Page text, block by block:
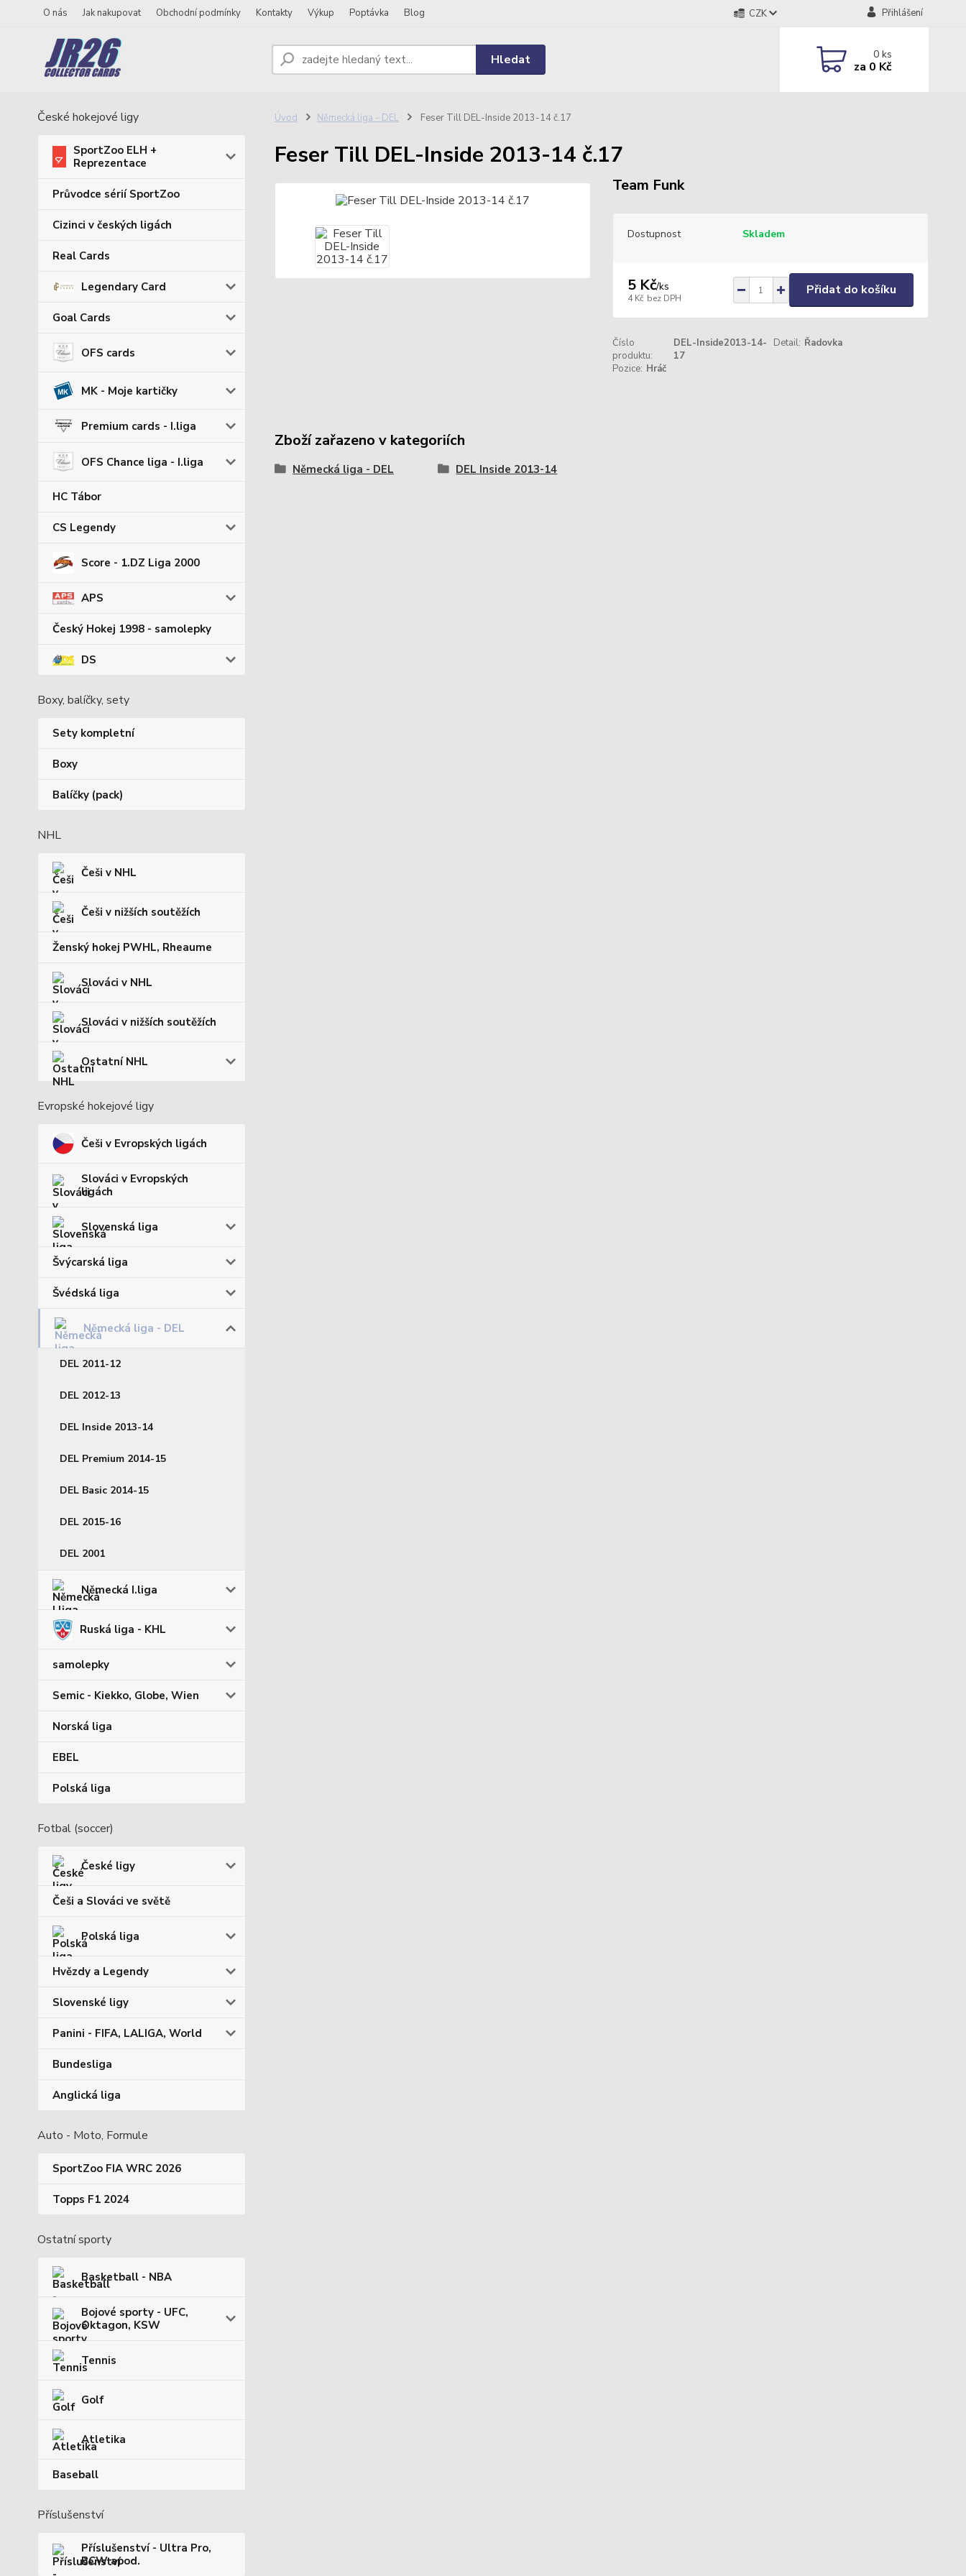
O nás Jak nakupovat Obchodní podmínky Kontakty Výkup Poptávka Blog CZK Přihlášení
Hledat 0ks
za 0 Kč
České hokejové ligy
SportZoo ELH +
Reprezentace
Průvodce sérií SportZoo
Cizinci v českých ligách
Real Cards
Legendary Card
Goal Cards
OFS cards
MK - Moje kartičky
Premium cards - I.liga
OFS Chance liga - I.liga
HC Tábor
CS Legendy
Score - 1.DZ Liga 2000
APS
Český Hokej 1998 - samolepky
DS
Boxy, balíčky, sety
Sety kompletní
Boxy
Balíčky (pack)
NHL
Češi v NHL
Češi v nižších soutěžích
Ženský hokej PWHL, Rheaume
Slováci v NHL
Slováci v nižších soutěžích
Ostatní NHL
Evropské hokejové ligy
Češi v Evropských ligách
Slováci v Evropských
ligách
Slovenská liga
Švýcarská liga
Švédská liga
Německá liga - DEL
DEL 2011-12
DEL 2012-13
DEL Inside 2013-14
DEL Premium 2014-15
DEL Basic 2014-15
DEL 2015-16
DEL 2001
Německá I.liga
Ruská liga - KHL
samolepky
Semic - Kiekko, Globe, Wien
Norská liga
EBEL
Polská liga
Fotbal (soccer)
České ligy
Češi a Slováci ve světě
Polská liga
Hvězdy a Legendy
Slovenské ligy
Panini - FIFA, LALIGA, World
Bundesliga
Anglická liga
Auto - Moto, Formule
SportZoo FIA WRC 2026
Topps F1 2024
Ostatní sporty
Basketball - NBA
Bojové sporty - UFC,
Oktagon, KSW
Tennis
Golf
Atletika
Baseball
Příslušenství
Příslušenství - Ultra Pro,
BCW apod.
Úvod Německá liga - DEL Feser Till DEL-Inside 2013-14 č.17
Feser Till DEL-Inside 2013-14 č.17
Team Funk
Dostupnost Skladem
5 Kč/ks
4 Kč bez DPH
Přidat do košíku
Číslo
produktu:
DEL-Inside2013-14-
17
Detail: Řadovka
Pozice: Hráč
Zboží zařazeno v kategoriích
Německá liga - DEL DEL Inside 2013-14